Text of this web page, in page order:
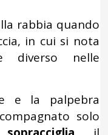
rabbia quando
in cui si nota
diverso nelle
e la palpebra
solo